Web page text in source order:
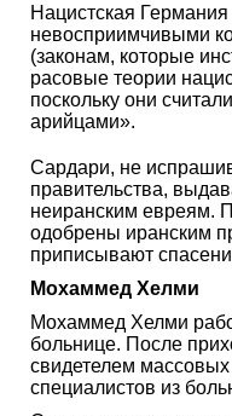
Нацистская
невосприимчивыми
(законам, которые
расовые теории
поскольку они
арийцами».
Сардари, не
правительства,
неиранским евреям.
одобрены иранским
приписывают
Мохаммед Хелми
Мохаммед Хелми
больнице. После
свидетелем
специалистов из